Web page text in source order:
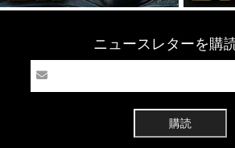
ニュースレターを購
購読